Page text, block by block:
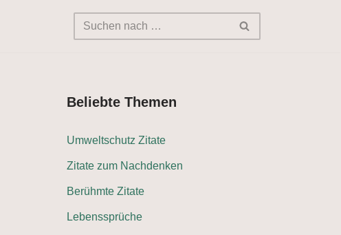
Beliebte Themen
Umweltschutz Zitate
Zitate zum Nachdenken
Berühmte Zitate
Lebenssprüche